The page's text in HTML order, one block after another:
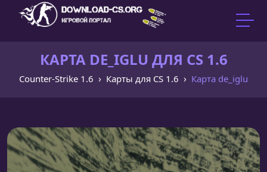
КАРТА DE_IGLU ДЛЯ CS 1.6
Counter-Strike 1.6 Карты для CS 1.6 Карта de_iglu